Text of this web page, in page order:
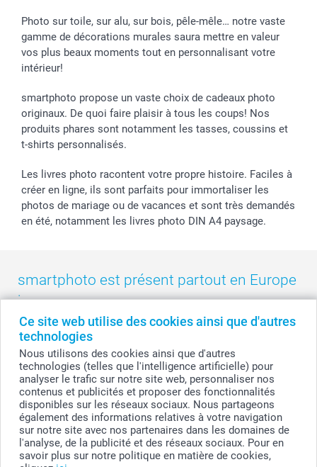
Ce site web utilise des cookies ainsi que d'autres
technologies
Nous utilisons des cookies ainsi que d'autres
technologies (telles que l'intelligence artificielle) pour
analyser le trafic sur notre site web, personnaliser nos
contenus et publicités et proposer des fonctionnalités
disponibles sur les réseaux sociaux. Nous partageons
également des informations relatives à votre navigation
sur notre site avec nos partenaires dans les domaines de
l'analyse, de la publicité et des réseaux sociaux. Pour en
savoir plus sur notre politique en matière de cookies,
Stickers & Etiquettes
Chèque Cadeau
Affiliation
Investor Relations
B2B smartbusiness
Confirmation ou communion
Mariage
Fête d'anniversaire
Tous les évènements
Livraison en 48 heures
Modes de Paiement
Identifiez-vous
Statut de ma commande
smarfriends
smartgarantie
smartbonus
Photo sur toile, sur alu, sur bois, pêle-mêle… notre vaste
gamme de décorations murales saura mettre en valeur
vos plus beaux moments tout en personnalisant votre
intérieur!
smartphoto propose un vaste choix de cadeaux photo
originaux. De quoi faire plaisir à tous les coups! Nos
produits phares sont notamment les tasses, coussins et
t-shirts personnalisés.
Les livres photo racontent votre propre histoire. Faciles à
créer en ligne, ils sont parfaits pour immortaliser les
photos de mariage ou de vacances et sont très demandés
en été, notamment les livres photo DIN A4 paysage.
smartphoto est présent partout en Europe
:
België - Belgique - Danmark - Deutschland - France - Ireland
- Nederland - Norge
Switzerland - Suomi - Sverige - United Kingdom
Other Countries
Tous les prix sont en francs suisses (CHF), TVA incluse et hors frais de port.